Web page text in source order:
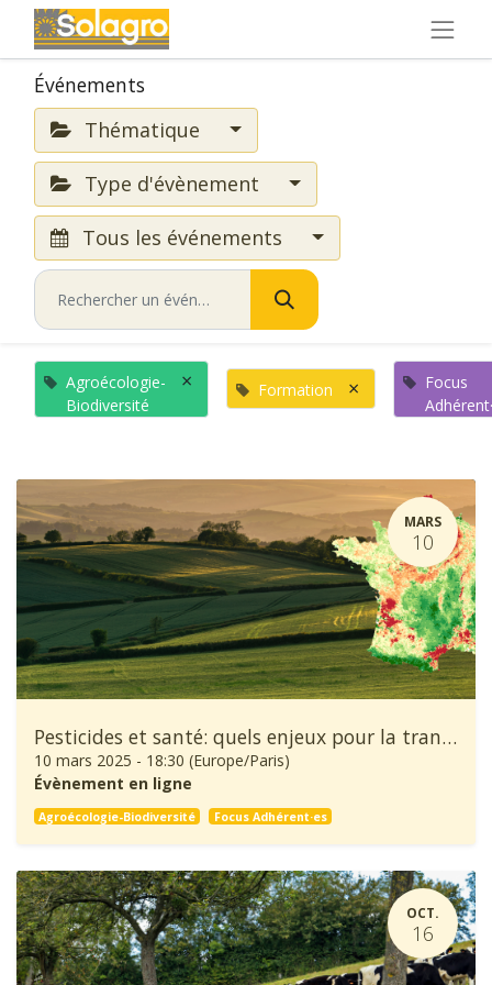
Événements
Thématique
Type d'évènement
Tous les événements
Agroécologie-
Biodiversité
× Formation ×
Focus
MARS
10
Pesticides et santé: quels enjeux pour la transition agroécologique ?
10 mars 2025 - 18:30 (Europe/Paris)
Évènement en ligne
Agroécologie-Biodiversité Focus Adhérent·es
OCT.
16